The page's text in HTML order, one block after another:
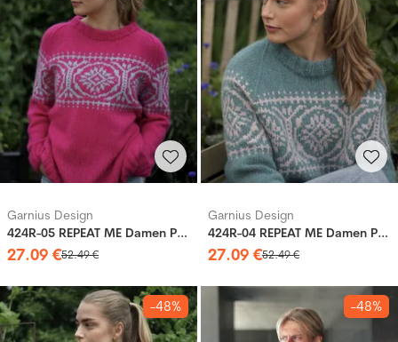
Garnius Design
424R-05 REPEAT ME Damen Pullover
27.09 €52.49€
Garnius Design
424R-04 REPEAT ME Damen Pullover
27.09 €52.49€
-48% -48%